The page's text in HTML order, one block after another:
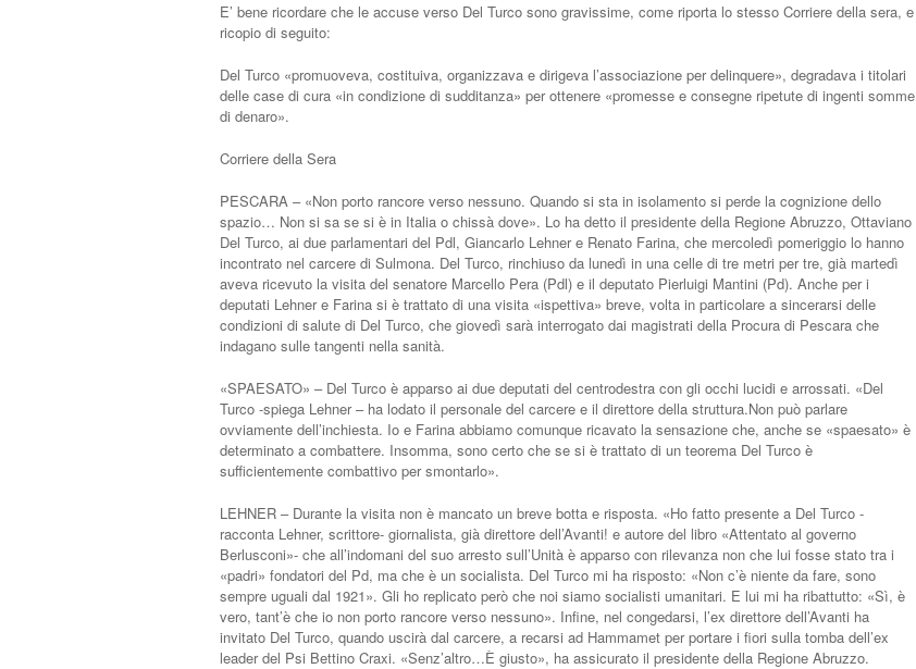
E’ bene ricordare che le accuse verso Del Turco sono gravissime, come riporta lo stesso Corriere della sera, e
ricopio di seguito:
Del Turco «promuoveva, costituiva, organizzava e dirigeva l’associazione per delinquere», degradava i titolari
delle case di cura «in condizione di sudditanza» per ottenere «promesse e consegne ripetute di ingenti somme
di denaro».
Corriere della Sera
PESCARA – «Non porto rancore verso nessuno. Quando si sta in isolamento si perde la cognizione dello
spazio… Non si sa se si è in Italia o chissà dove». Lo ha detto il presidente della Regione Abruzzo, Ottaviano
Del Turco, ai due parlamentari del Pdl, Giancarlo Lehner e Renato Farina, che mercoledì pomeriggio lo hanno
incontrato nel carcere di Sulmona. Del Turco, rinchiuso da lunedì in una celle di tre metri per tre, già martedì
aveva ricevuto la visita del senatore Marcello Pera (Pdl) e il deputato Pierluigi Mantini (Pd). Anche per i
deputati Lehner e Farina si è trattato di una visita «ispettiva» breve, volta in particolare a sincerarsi delle
condizioni di salute di Del Turco, che giovedì sarà interrogato dai magistrati della Procura di Pescara che
indagano sulle tangenti nella sanità.
«SPAESATO» – Del Turco è apparso ai due deputati del centrodestra con gli occhi lucidi e arrossati. «Del
Turco -spiega Lehner – ha lodato il personale del carcere e il direttore della struttura.Non può parlare
ovviamente dell’inchiesta. Io e Farina abbiamo comunque ricavato la sensazione che, anche se «spaesato» è
determinato a combattere. Insomma, sono certo che se si è trattato di un teorema Del Turco è
sufficientemente combattivo per smontarlo».
LEHNER – Durante la visita non è mancato un breve botta e risposta. «Ho fatto presente a Del Turco -
racconta Lehner, scrittore- giornalista, già direttore dell’Avanti! e autore del libro «Attentato al governo
Berlusconi»- che all’indomani del suo arresto sull’Unità è apparso con rilevanza non che lui fosse stato tra i
«padri» fondatori del Pd, ma che è un socialista. Del Turco mi ha risposto: «Non c’è niente da fare, sono
sempre uguali dal 1921». Gli ho replicato però che noi siamo socialisti umanitari. E lui mi ha ribattutto: «Sì, è
vero, tant’è che io non porto rancore verso nessuno». Infine, nel congedarsi, l’ex direttore dell’Avanti ha
invitato Del Turco, quando uscirà dal carcere, a recarsi ad Hammamet per portare i fiori sulla tomba dell’ex
leader del Psi Bettino Craxi. «Senz’altro…È giusto», ha assicurato il presidente della Regione Abruzzo.